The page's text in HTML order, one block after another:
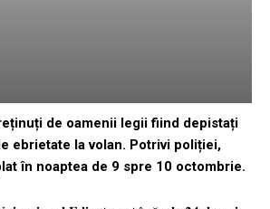
de oamenii legii fiind depistați
ebrietate la volan. Potrivi poliției,
în noaptea de 9 spre 10 octombrie.